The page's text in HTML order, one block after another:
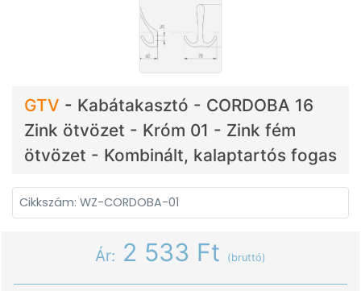
GTV - Kabátakasztó - CORDOBA 16
Zink ötvözet - Króm 01 - Zink fém
ötvözet - Kombinált, kalaptartós fogas
Cikkszám: WZ-CORDOBA-01
Ár: 2 533 Ft (bruttó)